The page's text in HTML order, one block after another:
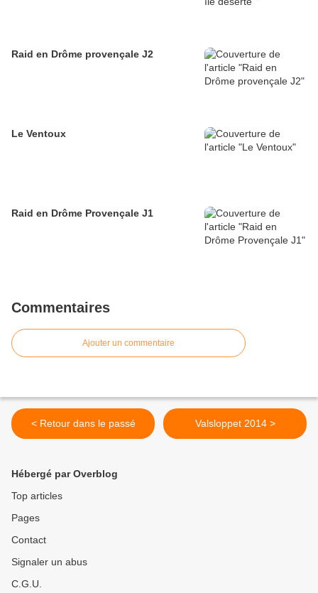
Raid en Drôme provençale J2
Le Ventoux
Raid en Drôme Provençale J1
Commentaires
Ajouter un commentaire
< Retour dans le passé Valsloppet 2014 >
Hébergé par Overblog
Top articles
Pages
Contact
Signaler un abus
C.G.U.